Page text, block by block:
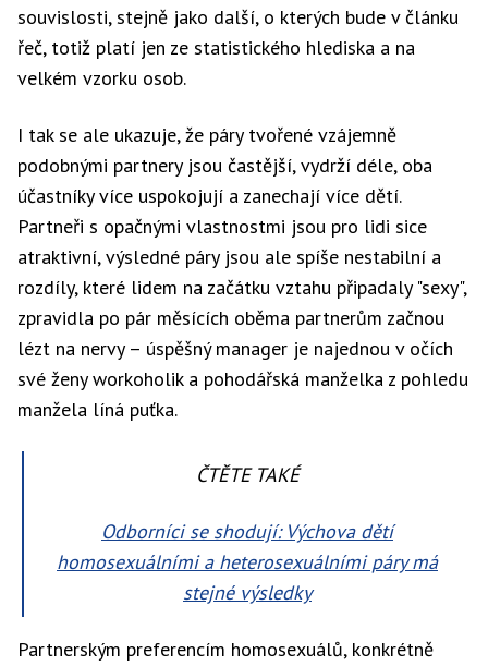
souvislosti, stejně jako další, o kterých bude v článku
řeč, totiž platí jen ze statistického hlediska a na
velkém vzorku osob.
I tak se ale ukazuje, že páry tvořené vzájemně
podobnými partnery jsou častější, vydrží déle, oba
účastníky více uspokojují a zanechají více dětí.
Partneři s opačnými vlastnostmi jsou pro lidi sice
atraktivní, výsledné páry jsou ale spíše nestabilní a
rozdíly, které lidem na začátku vztahu připadaly "sexy",
zpravidla po pár měsících oběma partnerům začnou
lézt na nervy – úspěšný manager je najednou v očích
své ženy workoholik a pohodářská manželka z pohledu
manžela líná puťka.
ČTĚTE TAKÉ
Odborníci se shodují: Výchova dětí
homosexuálními a heterosexuálními páry má
stejné výsledky
Partnerským preferencím homosexuálů, konkrétně